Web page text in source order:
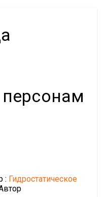
: Гидростатическое